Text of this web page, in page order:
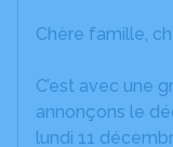
Chère famille,
C’est avec une
annonçons le
lundi 11